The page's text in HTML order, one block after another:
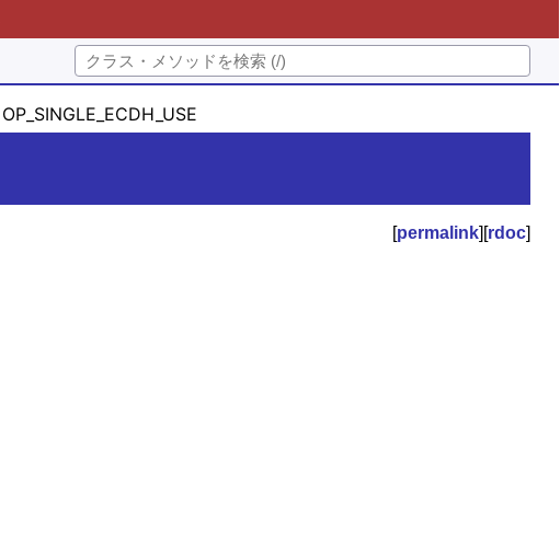
OP_SINGLE_ECDH_USE
[permalink][rdoc]